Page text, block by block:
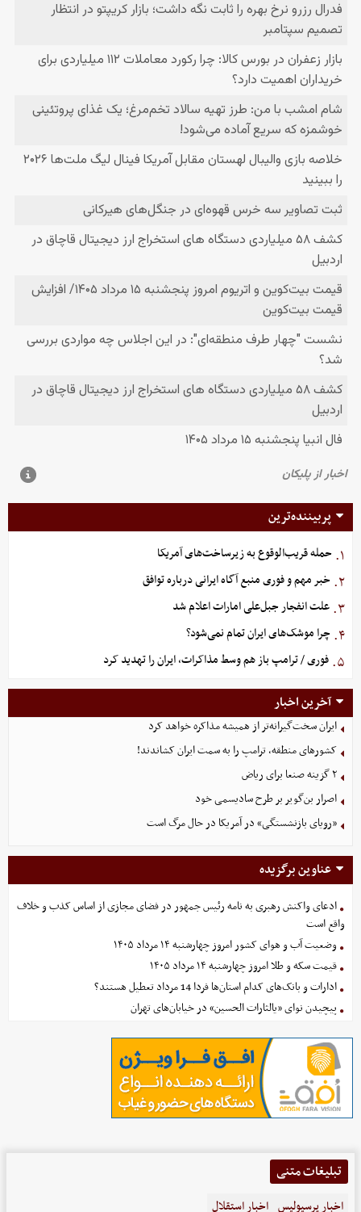
پربیننده‌ترین
۱. حمله قریب‌الوقوع به زیرساخت‌های آمریکا
۲. خبر مهم و فوری منبع آگاه ایرانی درباره توافق
۳. علت انفجار جبل‌علی امارات اعلام شد
۴. چرا موشک‌های ایران تمام نمی‌شود؟
۵. فوری / ترامپ باز هم وسط مذاکرات، ایران را تهدید کرد
آخرین اخبار
ایران سخت‌گیرانه‌تر از همیشه مذاکره خواهد کرد
کشورهای منطقه، ترامپ را به سمت ایران کشاندند!
۲ گزینه صنعا برای ریاض
اصرار بن‌گویر بر طرح سادیسمی خود
«رویای بازنشستگی» در آمریکا در حال مرگ است
عناوین برگزیده
ادعای واکنش رهبری به نامه رئیس جمهور در فضای مجازی از اساس کذب و خلاف
واقع است
وضعیت آب و هوای کشور امروز چهارشنبه ۱۴ مرداد ۱۴۰۵
قیمت سکه و طلا امروز چهارشنبه ۱۴ مرداد ۱۴۰۵
ادارات و بانک‌های کدام استان‌ها فردا 14 مرداد تعطیل هستند؟
پیچیدن نوای «یالثارات الحسین» در خیابان‌های تهران
تبلیغات متنی
اخبار پرسپولیس اخبار استقلال